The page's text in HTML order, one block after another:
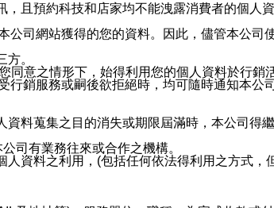
且預約科技和店家均不能洩露消費者的個人
司網站獲得的您的資料。因此，儘管本公
。
意之情形下，始得利用您的個人資料於行
銷服務或嗣後欲拒絕時，均可隨時通知本
料蒐集之目的消失或期限屆滿時，本公司得
司有業務往來或合作之機構。
資料之利用，(包括任何依法得利用之方式